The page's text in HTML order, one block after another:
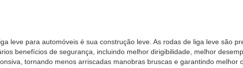
leve para automóveis é sua construção leve. As rodas de liga leve são
benefícios de segurança, incluindo melhor dirigibilidade, melhor
tornando menos arriscadas manobras bruscas e garantindo melhor